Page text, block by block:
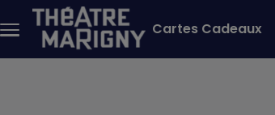
Aller au contenu principal
Menu
principal
Cartes Cadeaux